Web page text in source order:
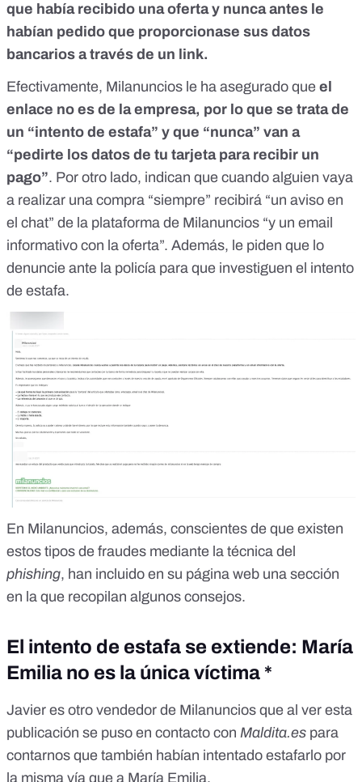
que había recibido una oferta y nunca antes le
habían pedido que proporcionase sus datos
bancarios a través de un link.
Efectivamente, Milanuncios le ha asegurado que el
enlace no es de la empresa, por lo que se trata de
un “intento de estafa” y que “nunca” van a
“pedirte los datos de tu tarjeta para recibir un
pago”. Por otro lado, indican que cuando alguien vaya
a realizar una compra “siempre” recibirá “un aviso en
el chat” de la plataforma de Milanuncios “y un email
informativo con la oferta”. Además, le piden que lo
denuncie ante la policía para que investiguen el intento
de estafa.
En Milanuncios, además, conscientes de que existen
estos tipos de fraudes mediante la técnica del
phishing, han incluido en su página web una sección
en la que recopilan algunos consejos.
El intento de estafa se extiende: María
Emilia no es la única víctima *
Javier es otro vendedor de Milanuncios que al ver esta
publicación se puso en contacto con Maldita.es para
contarnos que también habían intentado estafarlo por
la misma vía que a María Emilia.